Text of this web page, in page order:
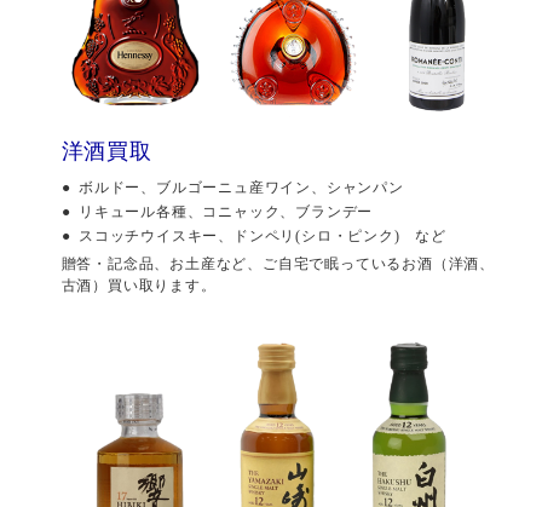
洋酒買取
ボルドー、ブルゴーニュ産ワイン、シャンパン
リキュール各種、コニャック、ブランデー
スコッチウイスキー、ドンペリ(シロ・ピンク) など
贈答・記念品、お土産など、ご自宅で眠っているお酒（洋酒、
古酒）買い取ります。